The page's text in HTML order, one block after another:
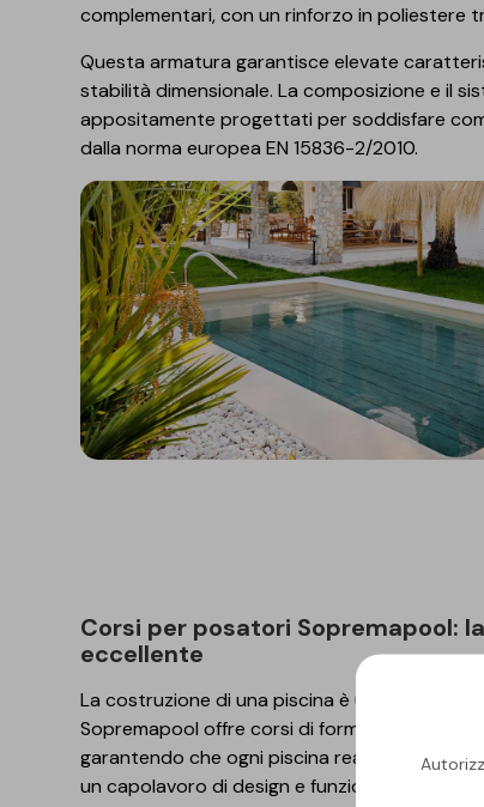
complementari, con un rinforzo in poliestere
Questa armatura garantisce elevate
stabilità dimensionale. La composizione e il
appositamente progettati per soddisfare
dalla norma europea EN 15836-2/2010.
Corsi per posatori Sopremapool: la chiave per una posa
eccellente
La costruzione di una piscina è una sfida
Sopremapool offre corsi di formazione sia
garantendo che ogni piscina realizzata con le
un capolavoro di design e funzionalità.